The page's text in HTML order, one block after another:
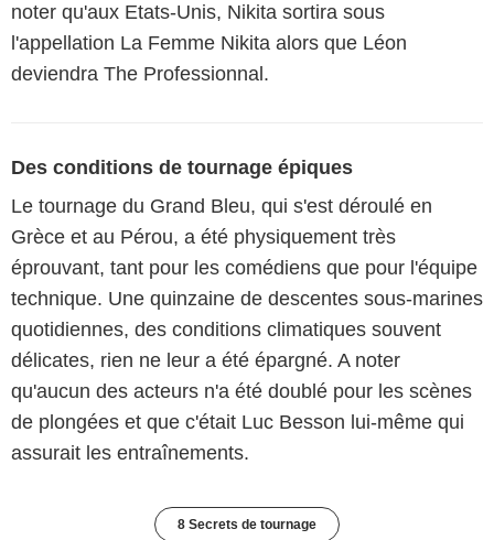
noter qu'aux Etats-Unis, Nikita sortira sous
l'appellation La Femme Nikita alors que Léon
deviendra The Professionnal.
Des conditions de tournage épiques
Le tournage du Grand Bleu, qui s'est déroulé en
Grèce et au Pérou, a été physiquement très
éprouvant, tant pour les comédiens que pour l'équipe
technique. Une quinzaine de descentes sous-marines
quotidiennes, des conditions climatiques souvent
délicates, rien ne leur a été épargné. A noter
qu'aucun des acteurs n'a été doublé pour les scènes
de plongées et que c'était Luc Besson lui-même qui
assurait les entraînements.
8 Secrets de tournage